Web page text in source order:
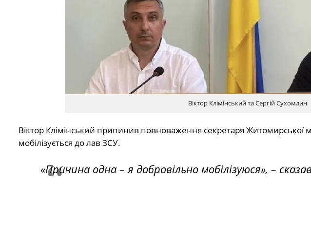
Віктор Клімінський та Сергій Сухомлин
Віктор Клімінський припинив повноваження секретаря Житомирської
мобілізується до лав ЗСУ.
«Причина одна – я добровільно мобілізуюся», –